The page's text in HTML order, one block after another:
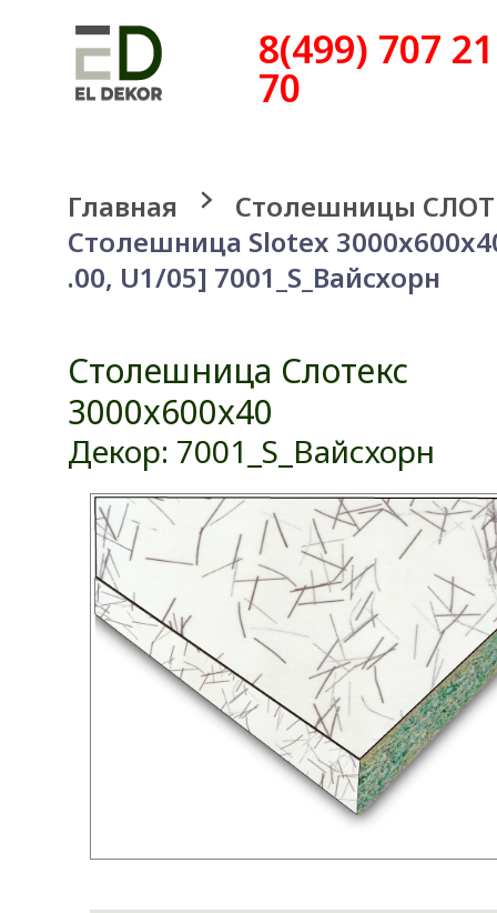
8(499) 707 21
70
Главная
Столешницы
Столешница Slotex
.00, U1/05] 7001_S_Вайсхорн
Столешница Слотекс
3000x600x40
Декор: 7001_S_Вайсхорн